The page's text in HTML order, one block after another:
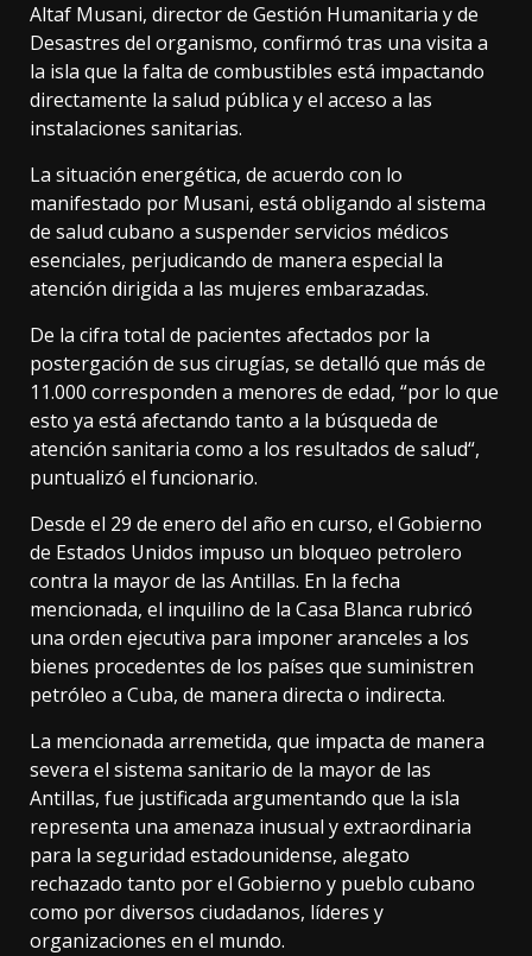
Altaf Musani, director de Gestión Humanitaria y de
Desastres del organismo, confirmó tras una visita a
la isla que la falta de combustibles está impactando
directamente la salud pública y el acceso a las
instalaciones sanitarias.
La situación energética, de acuerdo con lo
manifestado por Musani, está obligando al sistema
de salud cubano a suspender servicios médicos
esenciales, perjudicando de manera especial la
atención dirigida a las mujeres embarazadas.
De la cifra total de pacientes afectados por la
postergación de sus cirugías, se detalló que más de
11.000 corresponden a menores de edad, “por lo que
esto ya está afectando tanto a la búsqueda de
atención sanitaria como a los resultados de salud“,
puntualizó el funcionario.
Desde el 29 de enero del año en curso, el Gobierno
de Estados Unidos impuso un bloqueo petrolero
contra la mayor de las Antillas. En la fecha
mencionada, el inquilino de la Casa Blanca rubricó
una orden ejecutiva para imponer aranceles a los
bienes procedentes de los países que suministren
petróleo a Cuba, de manera directa o indirecta.
La mencionada arremetida, que impacta de manera
severa el sistema sanitario de la mayor de las
Antillas, fue justificada argumentando que la isla
representa una amenaza inusual y extraordinaria
para la seguridad estadounidense, alegato
rechazado tanto por el Gobierno y pueblo cubano
como por diversos ciudadanos, líderes y
organizaciones en el mundo.